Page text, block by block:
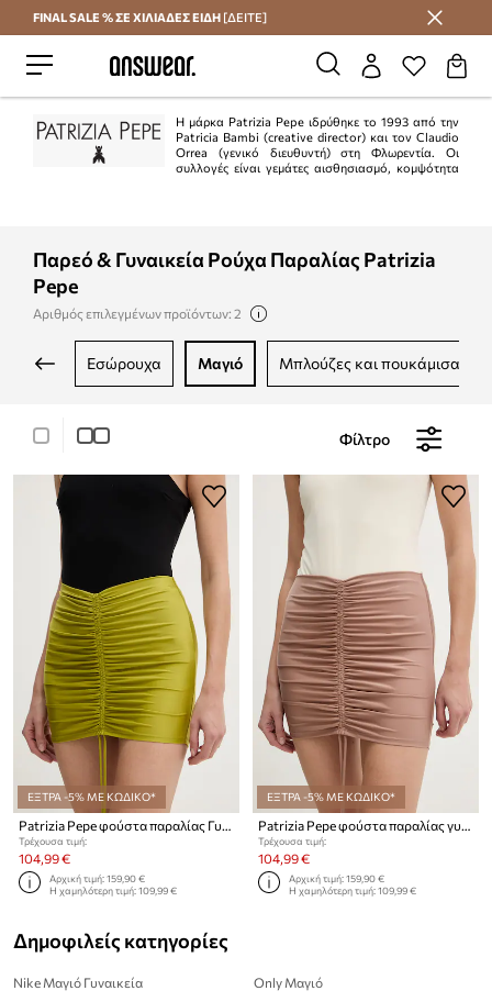
Εξοικονομήστε με το Answear Club
FINAL SALE % ΣΕ ΧΙΛΙΑΔΕΣ ΕΙΔΗ [ΔΕΙΤΕ]
Η μάρκα Patrizia Pepe ιδρύθηκε το 1993 από την
Patricia Bambi (creative director) και τον Claudio
Orrea (γενικό διευθυντή) στη Φλωρεντία. Οι
συλλογές είναι γεμάτες αισθησιασμό, κομψότητα
Παρεό & Γυναικεία Ρούχα Παραλίας Patrizia
Pepe
Αριθμός επιλεγμένων προϊόντων: 2
εσώρουχα μαγιό μπλούζες και πουκάμισα
Φίλτρο
ΕΞΤΡΑ -5% ΜΕ ΚΩΔΙΚΟ*
Patrizia Pepe φούστα παραλίας Γυναικεία
Τρέχουσα τιμή:
104,99 €
Αρχική τιμή:159,90 €
Η χαμηλότερη τιμή:109,99 €
ΕΞΤΡΑ -5% ΜΕ ΚΩΔΙΚΟ*
Patrizia Pepe φούστα παραλίας γυναικεία
Τρέχουσα τιμή:
104,99 €
Αρχική τιμή:159,90 €
Η χαμηλότερη τιμή:109,99 €
Δημοφιλείς κατηγορίες
Nike Μαγιό Γυναικεία
Only Μαγιό